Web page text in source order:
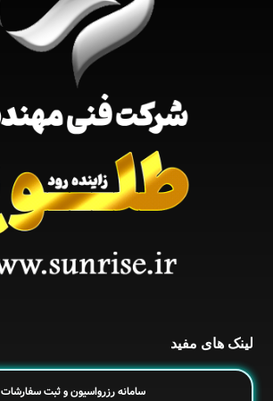
لینک های مفید
سامانه رزرواسیون و ثبت سفارشات